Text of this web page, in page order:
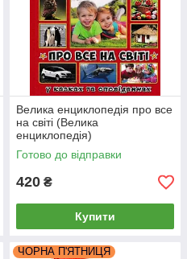
Велика енциклопедія про все
на світі (Велика
енциклопедія)
Готово до відправки
420 ₴
Купити
ЧОРНА П'ЯТНИЦЯ